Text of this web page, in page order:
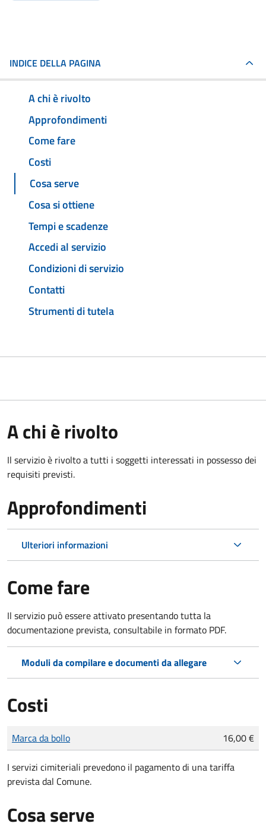
INDICE DELLA PAGINA
A chi è rivolto
Approfondimenti
Come fare
Costi
Cosa serve
Cosa si ottiene
Tempi e scadenze
Accedi al servizio
Condizioni di servizio
Contatti
Strumenti di tutela
A chi è rivolto
Il servizio è rivolto a tutti i soggetti interessati in possesso dei
requisiti previsti.
Approfondimenti
Ulteriori informazioni
Come fare
Il servizio può essere attivato presentando tutta la
documentazione prevista, consultabile in formato PDF.
Moduli da compilare e documenti da allegare
Costi
Tipo di pagamento
Importo
Marca da bollo 16,00 €
I servizi cimiteriali prevedono il pagamento di una tariffa
prevista dal Comune.
Cosa serve